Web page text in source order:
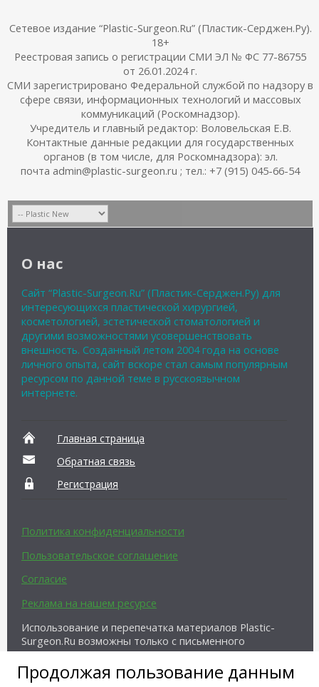
Продолжая пользование данным
Сетевое издание “Plastic-Surgeon.Ru” (Пластик-Серджен.Ру).
18+
Реестровая запись о регистрации СМИ ЭЛ № ФС 77-86755
от 26.01.2024 г.
СМИ зарегистрировано Федеральной службой по надзору в
сфере связи, информационных технологий и массовых
коммуникаций (Роскомнадзор).
Учредитель и главный редактор: Воловельская Е.В.
Контактные данные редакции для государственных
органов (в том числе, для Роскомнадзора): эл.
почта admin@plastic-surgeon.ru ; тел.: +7 (915) 045-66-54
О нас
Сайт “Plastic-Surgeon.Ru” (Пластик-Серджен.Ру) для
интересующихся пластической хирургией,
косметологией, эстетической стоматологией и
другими возможностями усовершенствовать
внешность. Созданный летом 2004 года на основе
личного опыта, сайт вскоре стал самым популярным
ресурсом по данной теме в русскоязычном
интернете.
Главная страница
Обратная связь
Регистрация
Политика конфиденциальности
Пользовательское соглашение
Согласие
Реклама на нашем ресурсе
Использование и перепечатка материалов Plastic-
Surgeon.Ru возможны только с письменного
разрешения администрации и при наличии
активной ссылки на источник.